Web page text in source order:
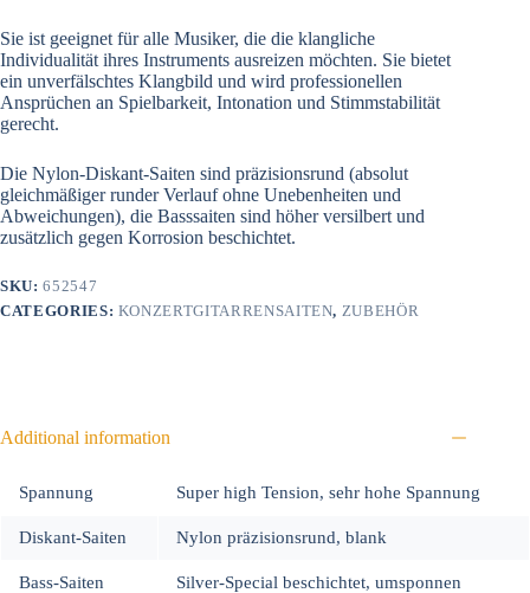
Sie ist geeignet für alle Musiker, die die klangliche
Individualität ihres Instruments ausreizen möchten. Sie bietet
ein unverfälschtes Klangbild und wird professionellen
Ansprüchen an Spielbarkeit, Intonation und Stimmstabilität
gerecht.
Die Nylon-Diskant-Saiten sind präzisionsrund (absolut
gleichmäßiger runder Verlauf ohne Unebenheiten und
Abweichungen), die Basssaiten sind höher versilbert und
zusätzlich gegen Korrosion beschichtet.
SKU:652547
CATEGORIES: KONZERTGITARRENSAITEN, ZUBEHÖR
Additional information
Spannung Super high Tension, sehr hohe Spannung
Diskant-Saiten Nylon präzisionsrund, blank
Bass-Saiten Silver-Special beschichtet, umsponnen